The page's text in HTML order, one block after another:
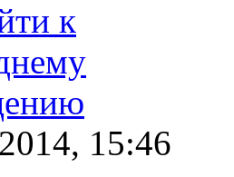
15:46